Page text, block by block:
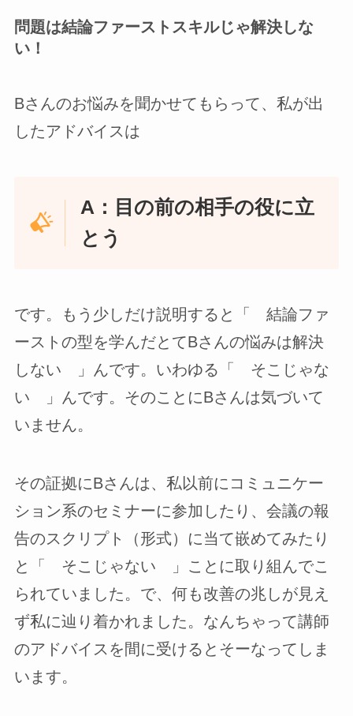
問題は結論ファーストスキルじゃ解決しな
い！
Bさんのお悩みを聞かせてもらって、私が出
したアドバイスは
A：目の前の相手の役に立
とう
です。もう少しだけ説明すると「 結論ファ
ーストの型を学んだとてBさんの悩みは解決
しない 」んです。いわゆる「 そこじゃな
い 」んです。そのことにBさんは気づいて
いません。
その証拠にBさんは、私以前にコミュニケー
ション系のセミナーに参加したり、会議の報
告のスクリプト（形式）に当て嵌めてみたり
と「 そこじゃない 」ことに取り組んでこ
られていました。で、何も改善の兆しが見え
ず私に辿り着かれました。なんちゃって講師
のアドバイスを間に受けるとそーなってしま
います。